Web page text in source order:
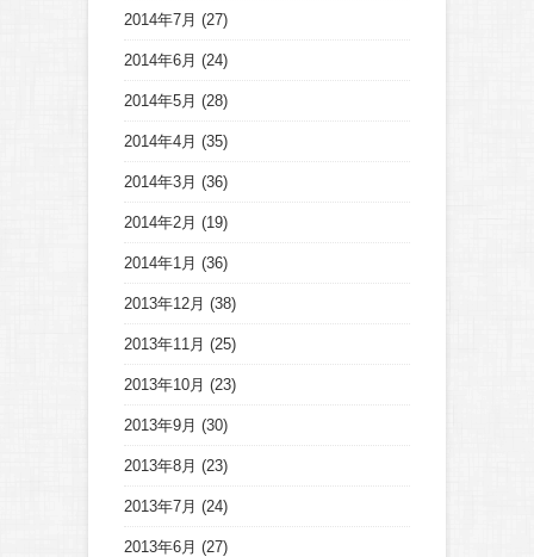
2014年7月 (27)
2014年6月 (24)
2014年5月 (28)
2014年4月 (35)
2014年3月 (36)
2014年2月 (19)
2014年1月 (36)
2013年12月 (38)
2013年11月 (25)
2013年10月 (23)
2013年9月 (30)
2013年8月 (23)
2013年7月 (24)
2013年6月 (27)